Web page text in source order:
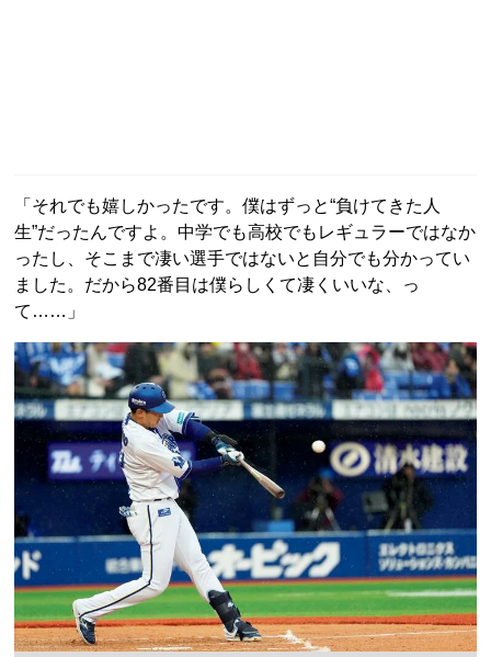
「それでも嬉しかったです。僕はずっと“負けてきた人
生”だったんですよ。中学でも高校でもレギュラーではなか
ったし、そこまで凄い選手ではないと自分でも分かってい
ました。だから82番目は僕らしくて凄くいいな、っ
て……」